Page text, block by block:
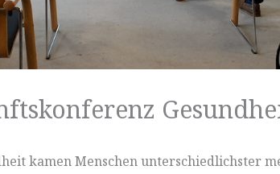
kamen Menschen unterschiedlichster